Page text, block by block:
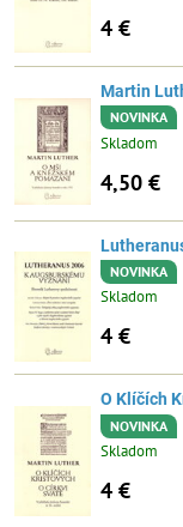
4 €
Martin
NOVINKA
Skladom
4,50 €
NOVINKA
Skladom
4 €
O Klíčích
NOVINKA
Skladom
4 €